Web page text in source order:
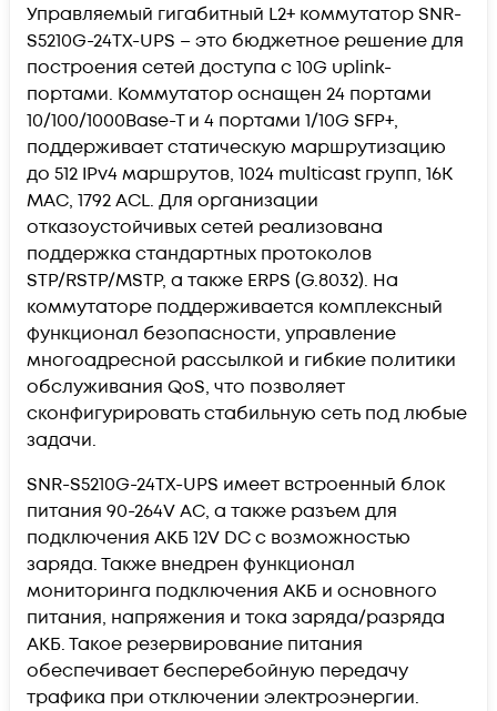
Управляемый гигабитный L2+ коммутатор SNR-
S5210G-24TX-UPS – это бюджетное решение для
построения сетей доступа c 10G uplink-
портами. Коммутатор оснащен 24 портами
10/100/1000Base-T и 4 портами 1/10G SFP+,
поддерживает статическую маршрутизацию
до 512 IPv4 маршрутов, 1024 multicast групп, 16K
MAC, 1792 ACL. Для организации
отказоустойчивых сетей реализована
поддержка стандартных протоколов
STP/RSTP/MSTP, а также ERPS (G.8032). На
коммутаторе поддерживается комплексный
функционал безопасности, управление
многоадресной рассылкой и гибкие политики
обслуживания QoS, что позволяет
сконфигурировать стабильную сеть под любые
задачи.
SNR-S5210G-24TX-UPS имеет встроенный блок
питания 90-264V AC, а также разъем для
подключения АКБ 12V DC с возможностью
заряда. Также внедрен функционал
мониторинга подключения АКБ и основного
питания, напряжения и тока заряда/разряда
АКБ. Такое резервирование питания
обеспечивает бесперебойную передачу
трафика при отключении электроэнергии.